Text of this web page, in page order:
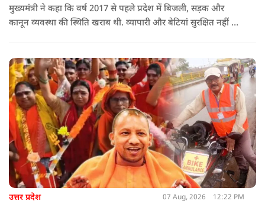
मुख्यमंत्री ने कहा कि वर्ष 2017 से पहले प्रदेश में बिजली, सड़क और
कानून व्यवस्था की स्थिति खराब थी. व्यापारी और बेटियां सुरक्षित नहीं थीं.
हस्तशिल्पियों को उठाना पड़ा.
उत्तर प्रदेश 07 Aug, 2026 12:22 PM